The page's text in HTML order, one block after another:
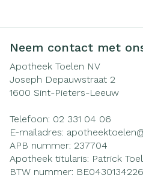
Neem contact met
Apotheek Toelen NV
Joseph Depauwstraat 2
1600 Sint-Pieters-Leeuw
Telefoon: 02 331 04 06
E-mailadres:
APB nummer: 237704
Apotheek titularis: Patrick
BTW nummer: BE0430134226